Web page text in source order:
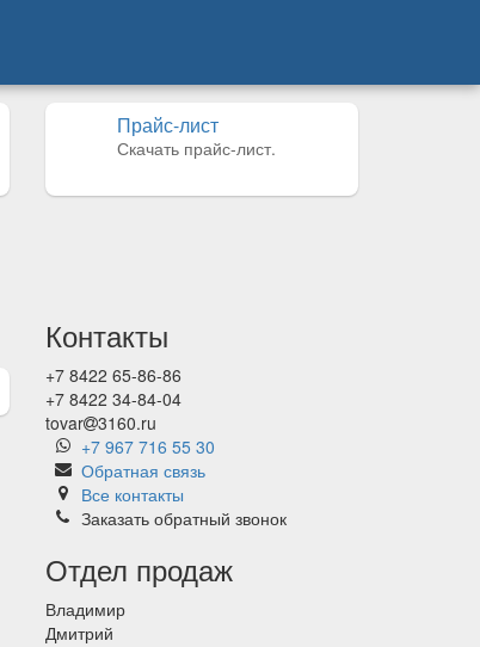
Прайс-лист
Скачать прайс-лист.
Контакты
+7 8422 65-86-86
+7 8422 34-84-04
tovar 3160.ru
+7 967 716 55 30
Обратная связь
Все контакты
Заказать обратный звонок
Отдел продаж
Владимир
Дмитрий